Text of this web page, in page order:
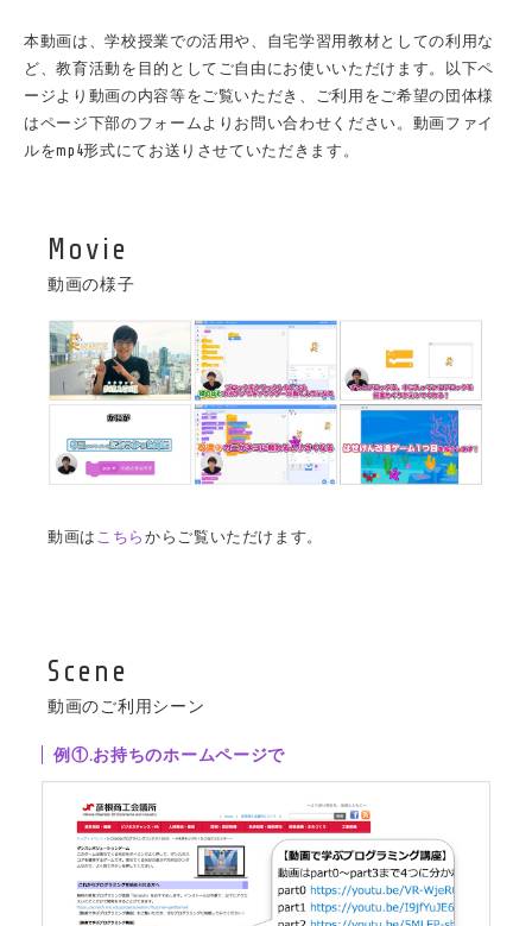
本動画は、学校授業での活用や、自宅学習用教材としての利用な
ど、教育活動を目的としてご自由にお使いいただけます。以下ペ
ージより動画の内容等をご覧いただき、ご利用をご希望の団体様
はページ下部のフォームよりお問い合わせください。動画ファイ
ルをmp4形式にてお送りさせていただきます。
Movie
動画の様子
動画は こちら からご覧いただけます。
Scene
動画のご利用シーン
例①.お持ちのホームページで